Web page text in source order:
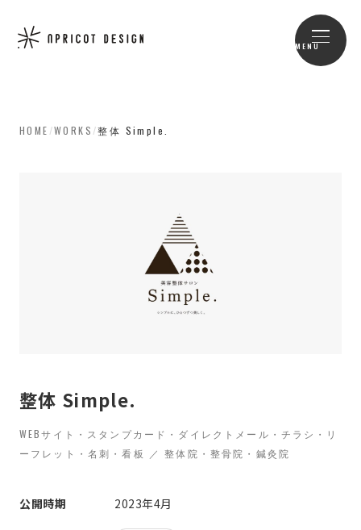
MENU
HOME /WORKS /整体 Simple.
整体 Simple.
WEBサイト・スタンプカード・ダイレクトメール・チラシ・リ
ーフレット・名刺・看板 ／ 整体院・整骨院・鍼灸院
公開時期 2023年4月